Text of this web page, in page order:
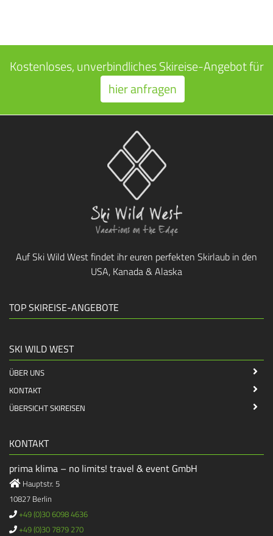
Kostenloses, unverbindliches Skireise-Angebot für
hier anfragen
Auf Ski Wild West findet ihr euren perfekten Skirlaub in den
USA, Kanada & Alaska
TOP SKIREISE-ANGEBOTE
SKI WILD WEST
ÜBER UNS
KONTAKT
ÜBERSICHT SKIREISEN
KONTAKT
prima klima – no limits! travel & event GmbH
Hauptstr. 5
10827 Berlin
+49 (0)30 6098 4636
+49 (0)30 7879 270